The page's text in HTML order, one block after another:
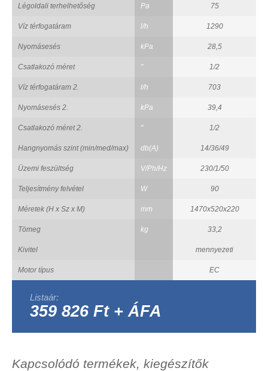
Légoldali terhelhetőség Pa 75
Víz térfogatáram l/h 1290
Nyomásesés kPa 28,5
Csatlakozó méret " 1/2
Víz térfogatáram 2. l/h 703
Nyomásesés 2. kPa 39,4
Csatlakozó méret 2. " 1/2
Hangnyomás szint (min/med/max) db(A) 14/36/49
Üzemi feszültség V/Ph/Hz 230/1/50
Teljesítmény felvétel W 90
Méretek (H x Sz x M) mm 1470x520x220
Tömeg kg 33,2
Kivitel mennyezeti
Motor típus EC
Listaár:
359 826 Ft + ÁFA
Kapcsolódó termékek, kiegészítők